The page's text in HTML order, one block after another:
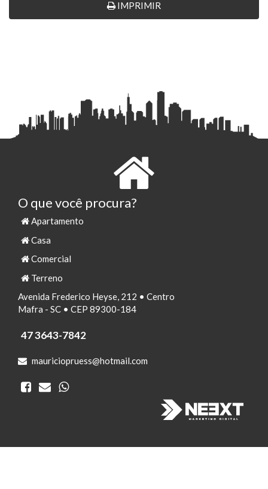
IMPRIMIR
O que você procura?
Apartamento
Casa
Comercial
Terreno
Avenida Frederico Heyse, 212 • Centro
Mafra - SC • CEP 89300-184
47 3643-7842
mauriciopruess@hotmail.com